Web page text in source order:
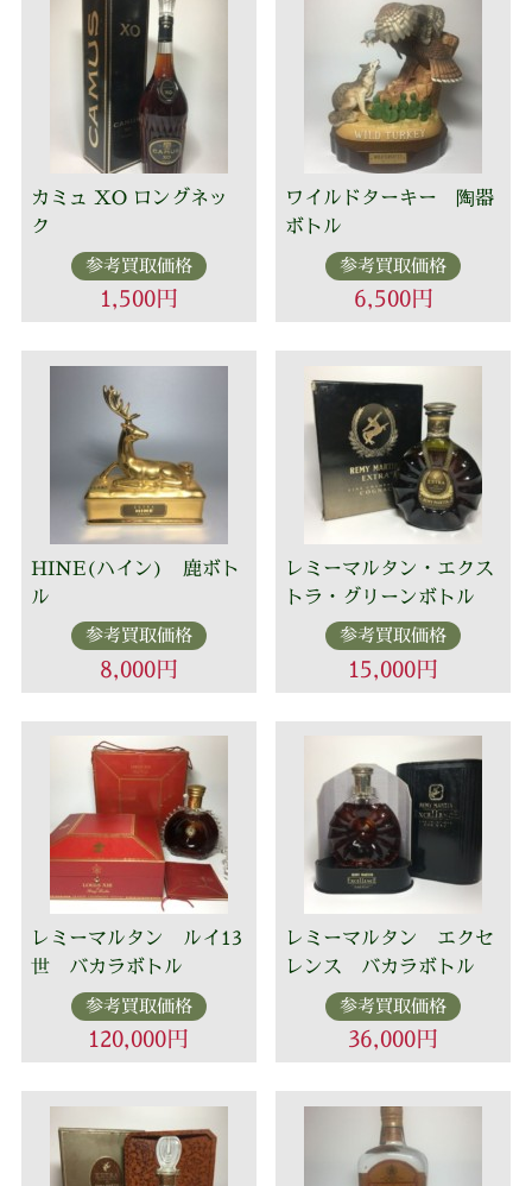
カミュ XO ロングネッ
ク
参考買取価格
1,500円
ワイルドターキー 陶器
ボトル
参考買取価格
6,500円
HINE(ハイン) 鹿ボト
ル
参考買取価格
8,000円
レミーマルタン・エクス
トラ・グリーンボトル
参考買取価格
15,000円
レミーマルタン ルイ13
世 バカラボトル
参考買取価格
120,000円
レミーマルタン エクセ
レンス バカラボトル
参考買取価格
36,000円